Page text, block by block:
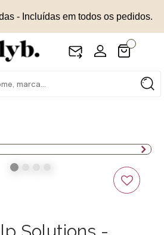
- Incluídas em todos os pedidos.